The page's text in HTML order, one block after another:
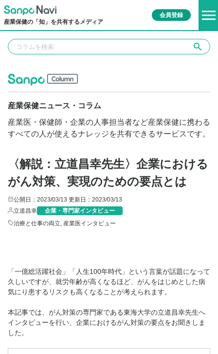
産業保健の「知」を共有するメディア
会員登録
産業保健ニュース・コラム
産業医・保健師・企業の人事担当者など産業保健に携わる
すべての人が使えるナレッジを共有できるサービスです。
〈解説：立道昌幸先生〉企業における
がん対策、実現のための要点とは
公開日：2023/03/13 更新日：2023/03/13
立道昌幸
企業・専門家インタビュー
治療と仕事の両立, 産業医インタビュー
「一億総活躍社会」「人生100年時代」という言葉が話題になって
久しいですが、就労年齢が高くなるほど、がんをはじめとした病
気にり患するリスクも高くなることが考えられます。
本記事では、がん対策の専門家である東海大学の立道昌幸先生へ
インタビューを行い、企業におけるがん対策の要点をお聞きしま
した。